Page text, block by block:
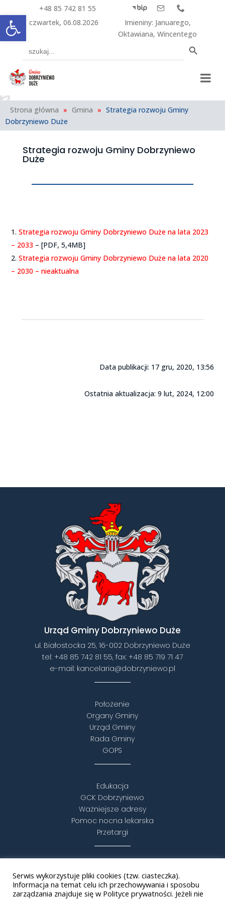
Otwórz pasek narzędzi
+48 85 742 81 55   
czwartek, 06.08.2026 Imieniny: Januarego,
Oktawiana,Wincentego
for:
Strona główna » Gmina » Strategia rozwoju Gminy
Dobrzyniewo Duże
Strategia rozwoju Gminy Dobrzyniewo
Duże
Strategia rozwoju Gminy Dobrzyniewo Duże na lata 2023
– 2033 – [PDF, 5,4MB]
Strategia rozwoju Gminy Dobrzyniewo Duże na lata 2020
– 2030 – nieaktualna
Data publikacji: 17 gru, 2020, 13:56
Ostatnia aktualizacja: 9 lut, 2024, 12:00
Urząd Gminy Dobrzyniewo Duże
ul. Białostocka 25, 16-002 Dobrzyniewo Duże
tel: +48 85 742 81 55, fax: +48 85 719 71 47
e-mail: kancelaria@dobrzyniewo.pl
Położenie
Organy Gminy
Urząd Gminy
Rada Gminy
GOPS
Edukacja
GCK Dobrzyniewo
Ważniejsze adresy
Pomoc nocna lekarska
Przetargi
Puszcza Knyszyńska
Statut
Serwis wykorzystuje pliki cookies (tzw. ciasteczka).
Informacja na temat celu ich przechowywania i sposobu
zarządzania znajduje się w Polityce prywatności. Jeżeli nie